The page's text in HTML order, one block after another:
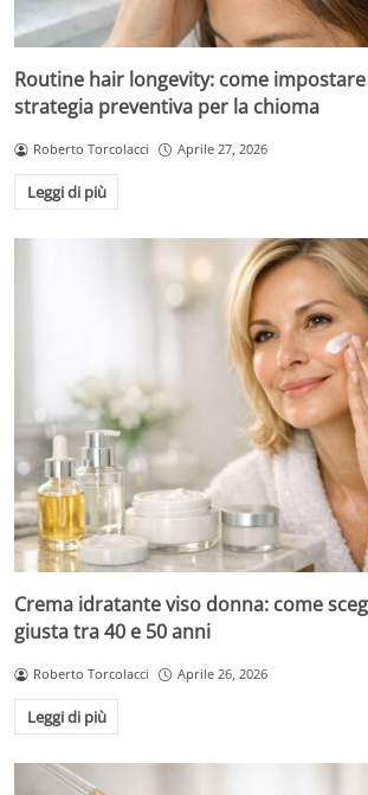
Routine hair longevity: come
strategia preventiva per la chioma
Roberto Torcolacci Aprile 27, 2026
Leggi di più
Crema idratante viso donna: come
giusta tra 40 e 50 anni
Roberto Torcolacci Aprile 26, 2026
Leggi di più